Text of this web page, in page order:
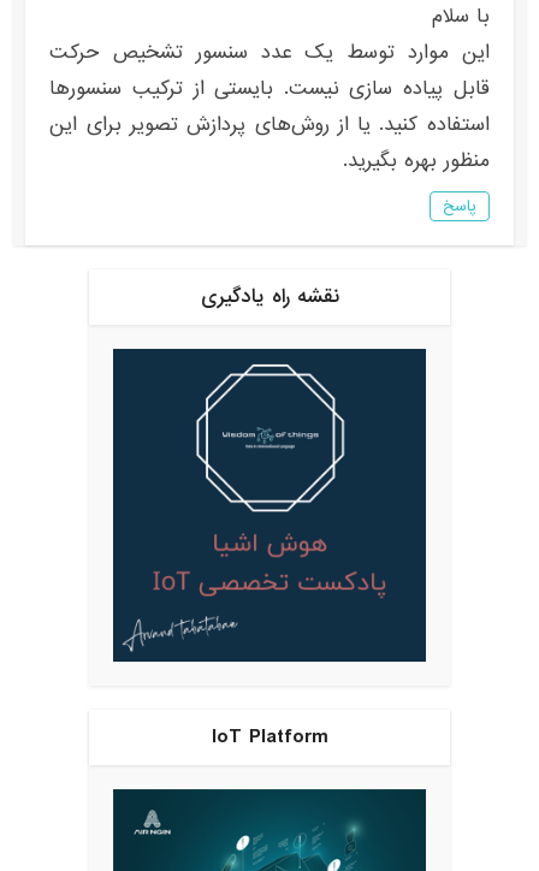
با سلام
این موارد توسط یک عدد سنسور تشخیص حرکت
قابل پیاده سازی نیست. بایستی از ترکیب سنسورها
استفاده کنید. یا از روش‌های پردازش تصویر برای این
منظور بهره بگیرید.
پاسخ
نقشه راه یادگیری
IoT Platform